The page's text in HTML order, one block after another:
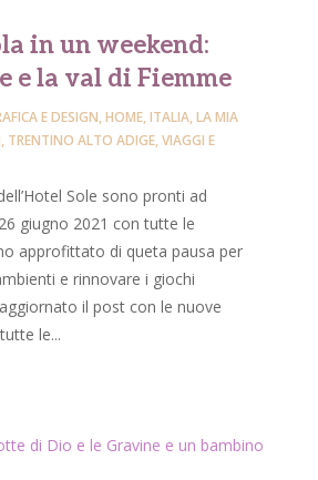
in un weekend:
e la val di Fiemme
E DESIGN,HOME,ITALIA,LA MIA
, TRENTINO ALTO ADIGE,VIAGGI E
Sole sono pronti ad
giugno 2021 con tutte le
approfittato di queta pausa per
e rinnovare i giochi
il post con le nuove
le...